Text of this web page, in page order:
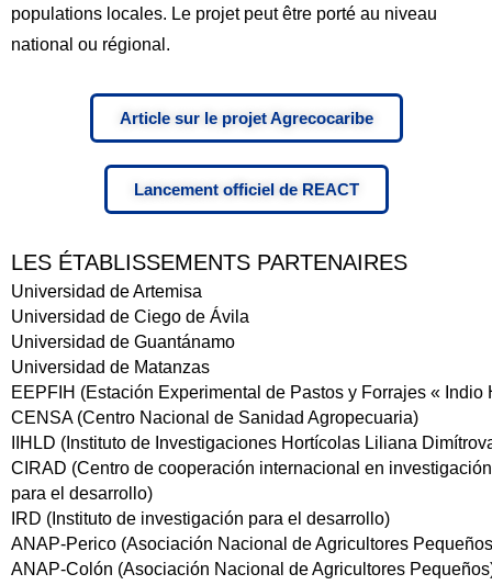
populations locales. Le projet peut être porté au niveau
national ou régional.
Article sur le projet Agrecocaribe
Lancement officiel de REACT
LES ÉTABLISSEMENTS PARTENAIRES
Universidad de Artemisa
Universidad de Ciego de Ávila
Universidad de Guantánamo
Universidad de Matanzas
EEPFIH (Estación Experimental de Pastos y Forrajes « Indio
CENSA (Centro Nacional de Sanidad Agropecuaria)
IIHLD (Instituto de Investigaciones Hortícolas Liliana
CIRAD (Centro de cooperación internacional en
para el desarrollo)
IRD (Instituto de investigación para el desarrollo)
ANAP-Perico (Asociación Nacional de Agricultores
ANAP-Colón (Asociación Nacional de Agricultores